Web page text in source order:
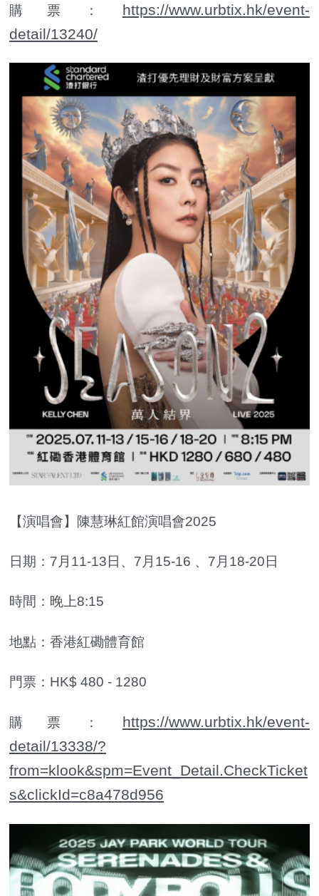
購票： https://www.urbtix.hk/event-
detail/13240/
【演唱會】陳慧琳紅館演唱會2025
日期：7月11-13日、7月15-16 、7月18-20日
時間：晚上8:15
地點：香港紅磡體育館
門票：HK$ 480 - 1280
購票： https://www.urbtix.hk/event-
detail/13338/?
from=klook&spm=Event_Detail.CheckTicket
s&clickId=c8a478d956